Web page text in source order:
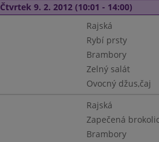
Čtvrtek 9. 2. 2012 (10:01 - 14:00)
Rajská
Rybí prsty
Brambory
Zelný salát
Ovocný džus,čaj
Rajská
Zapečená
Brambory